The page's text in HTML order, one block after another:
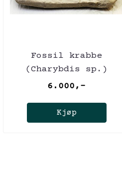
Fossil krabbe
(Charybdis sp.)
6.000,-
Kjøp